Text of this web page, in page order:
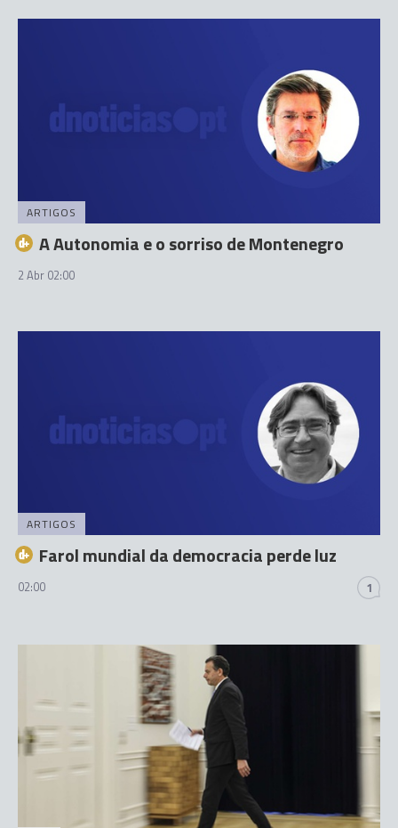
ARTIGOS
A Autonomia e o sorriso de Montenegro
2 Abr 02:00
ARTIGOS
Farol mundial da democracia perde luz
02:00 1